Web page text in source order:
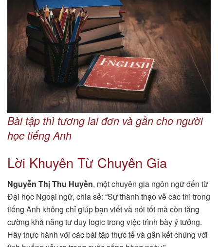
Bài tập thì tương lai đơn và gần cho người
học tiếng Anh
Lời Khuyên Từ Chuyên Gia
Nguyễn Thị Thu Huyền, một chuyên gia ngôn ngữ đến từ
Đại học Ngoại ngữ, chia sẻ: “Sự thành thạo về các thì trong
tiếng Anh không chỉ giúp bạn viết và nói tốt mà còn tăng
cường khả năng tư duy logic trong việc trình bày ý tưởng.
Hãy thực hành với các bài tập thực tế và gắn kết chúng với